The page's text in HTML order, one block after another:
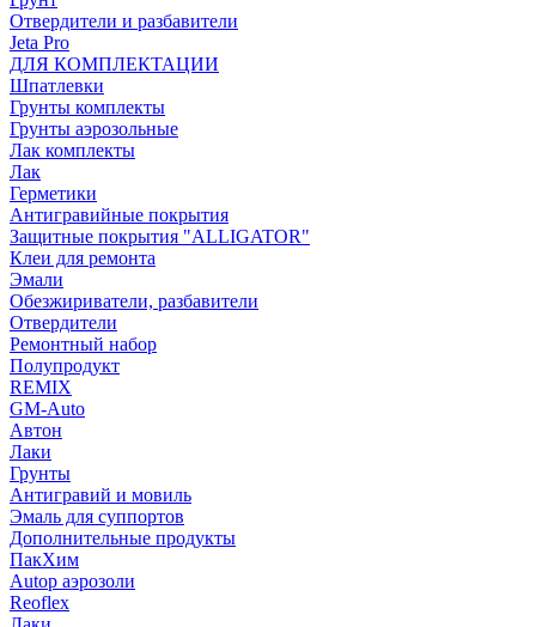
Отвердители и разбавители
Jeta Pro
ДЛЯ КОМПЛЕКТАЦИИ
Шпатлевки
Грунты комплекты
Грунты аэрозольные
Лак комплекты
Лак
Герметики
Антигравийные покрытия
Защитные покрытия "ALLIGATOR"
Клеи для ремонта
Эмали
Обезжириватели, разбавители
Отвердители
Ремонтный набор
Полупродукт
REMIX
GM-Auto
Автон
Лаки
Грунты
Антигравий и мовиль
Эмаль для суппортов
Дополнительные продукты
ПакХим
Autop аэрозоли
Reoflex